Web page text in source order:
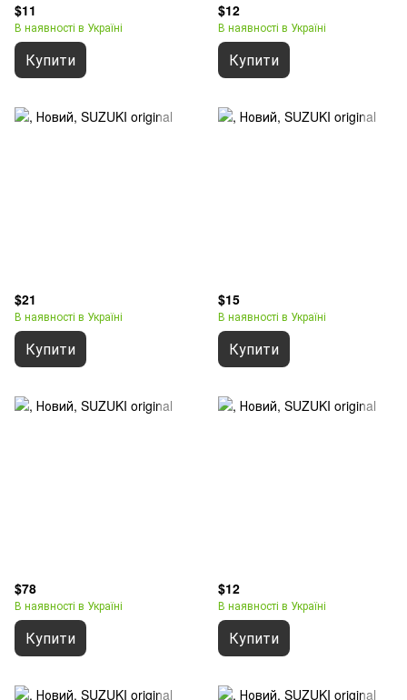
$11
В наявності в Україні
Купити
$12
В наявності в Україні
Купити
$21
В наявності в Україні
Купити
$15
В наявності в Україні
Купити
$78
В наявності в Україні
Купити
$12
В наявності в Україні
Купити